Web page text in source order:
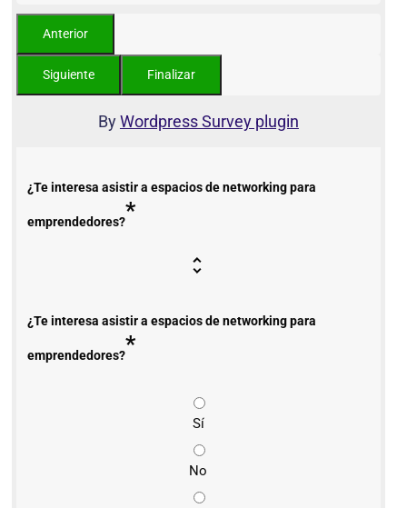
ByWordpress Survey plugin
¿Te interesa asistir a espacios de networking para
emprendedores?*
¿Te interesa asistir a espacios de networking para
emprendedores?*
Sí
No